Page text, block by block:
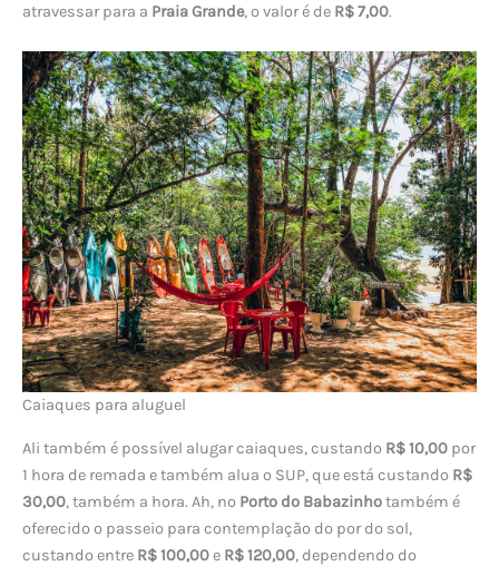
atravessar para a Praia Grande, o valor é de R$ 7,00.
Caiaques para aluguel
Ali também é possível alugar caiaques, custando R$ 10,00 por
1 hora de remada e também alua o SUP, que está custando R$
30,00, também a hora. Ah, no Porto do Babazinhotambém é
oferecido o passeio para contemplação do por do sol,
custando entre R$ 100,00e R$ 120,00, dependendo do